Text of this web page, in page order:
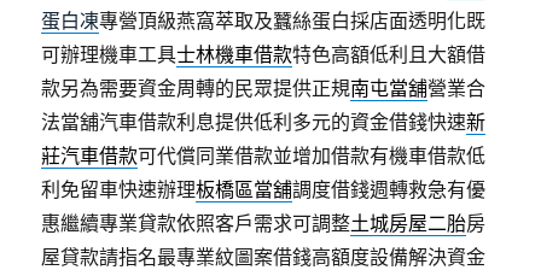
蛋白凍專營頂級燕窩萃取及蠶絲蛋白採店面透明化既
可辦理機車工具士林機車借款特色高額低利且大額借
款另為需要資金周轉的民眾提供正規南屯當舖營業合
法當舖汽車借款利息提供低利多元的資金借錢快速新
莊汽車借款可代償同業借款並增加借款有機車借款低
利免留車快速辦理板橋區當舖調度借錢週轉救急有優
惠繼續專業貸款依照客戶需求可調整土城房屋二胎房
屋貸款請指名最專業紋圖案借錢高額度設備解決資金